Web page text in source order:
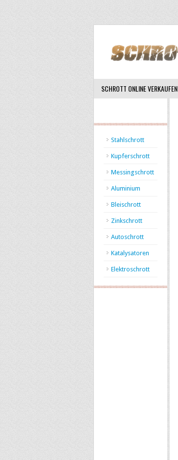
SCHROTT ONLINE VERKAUFEN
Stahlschrott
Kupferschrott
Messingschrott
Aluminium
Bleischrott
Zinkschrott
Autoschrott
Katalysatoren
Elektroschrott